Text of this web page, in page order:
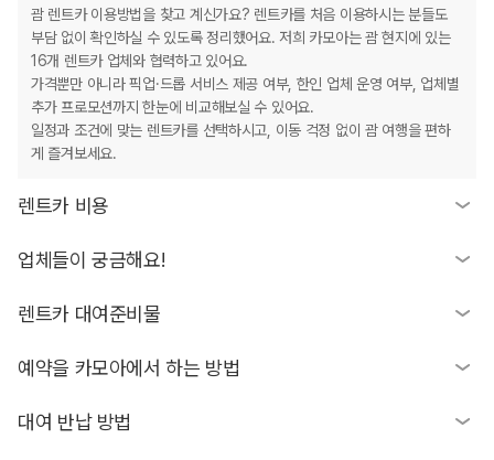
괌 렌트카 이용방법을 찾고 계신가요? 렌트카를 처음 이용하시는 분들도
부담 없이 확인하실 수 있도록 정리했어요. 저희 카모아는 괌 현지에 있는
16개 렌트카 업체와 협력하고 있어요.
가격뿐만 아니라 픽업·드롭 서비스 제공 여부, 한인 업체 운영 여부, 업체별
추가 프로모션까지 한눈에 비교해보실 수 있어요.
일정과 조건에 맞는 렌트카를 선택하시고, 이동 걱정 없이 괌 여행을 편하
게 즐겨보세요.
렌트카 비용
괌 렌트카 비용과 괌 렌트카 가격은 보통 24시간 기준으로 계산돼요. 그래
예를 들어 1일 3시간만 이용해도 2일로 계산되거나, 24시간이 안 돼도 하
루 요금이 부과될 수 있어요.
렌트카 계산 방식을 꼭 확인하는 게 좋아요. 일정에 맞게 여러 상품을 비교
업체들이 궁금해요!
렌트카를 예약할 때 가장 헷갈리는 부분 중 하나가 렌트카 업체 차이예요.
요.
글로벌 렌트카는 공항 내 카운터 운영과 표준화된 예약 시스템이 장점이에
적 유연한 대여 조건이 강점이에요.
렌트카 대여준비물
괌에서 렌트카를 이용하려면 렌트카 준비물 세 가지를 꼭 챙겨주셔야 해요.
이에요.
기본적으로 필요한 렌트카 픽업 서류는 여권, 실물 운전면허증, 그리고 예
예약을 카모아에서 하는 방법
1. 해외 렌트 탭에서 미국→ 괌을 선택해주세요!
대여 반납 방법